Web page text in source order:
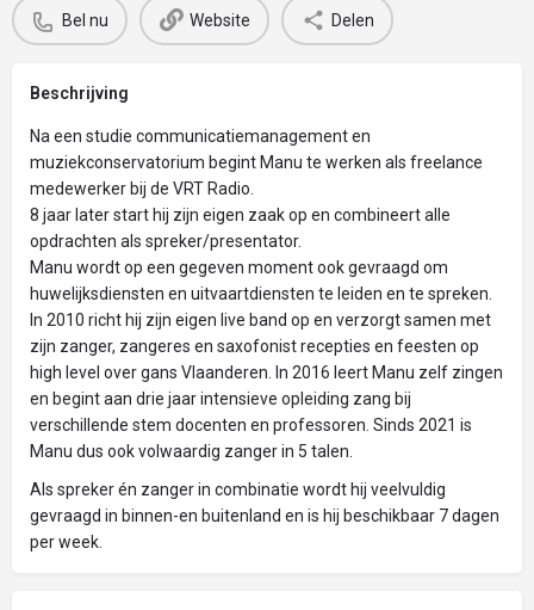
Bel nu Website Delen
Beschrijving
Na een studie communicatiemanagement en
muziekconservatorium begint Manu te werken als freelance
medewerker bij de VRT Radio.
8 jaar later start hij zijn eigen zaak op en combineert alle
opdrachten als spreker/presentator.
Manu wordt op een gegeven moment ook gevraagd om
huwelijksdiensten en uitvaartdiensten te leiden en te spreken.
In 2010 richt hij zijn eigen live band op en verzorgt samen met
zijn zanger, zangeres en saxofonist recepties en feesten op
high level over gans Vlaanderen. In 2016 leert Manu zelf zingen
en begint aan drie jaar intensieve opleiding zang bij
verschillende stem docenten en professoren. Sinds 2021 is
Manu dus ook volwaardig zanger in 5 talen.
Als spreker én zanger in combinatie wordt hij veelvuldig
gevraagd in binnen-en buitenland en is hij beschikbaar 7 dagen
per week.